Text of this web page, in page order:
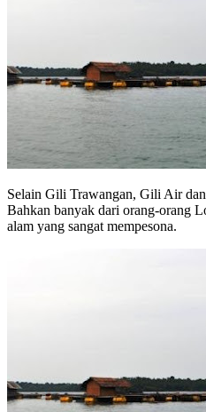
Selain Gili Trawangan, Gili Air
Bahkan banyak dari orang-orang
alam yang sangat mempesona.